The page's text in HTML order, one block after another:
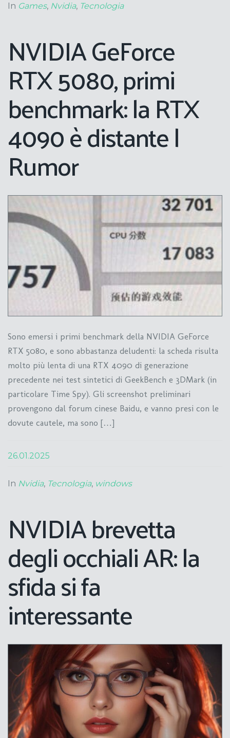
In Games, Nvidia, Tecnologia
NVIDIA GeForce
RTX 5080, primi
benchmark: la RTX
4090 è distante |
Rumor
Sono emersi i primi benchmark della NVIDIA GeForce
RTX 5080, e sono abbastanza deludenti: la scheda risulta
molto più lenta di una RTX 4090 di generazione
precedente nei test sintetici di GeekBench e 3DMark (in
particolare Time Spy). Gli screenshot preliminari
provengono dal forum cinese Baidu, e vanno presi con le
dovute cautele, ma sono […]
26.01.2025
In Nvidia, Tecnologia, windows
NVIDIA brevetta
degli occhiali AR: la
sfida si fa
interessante